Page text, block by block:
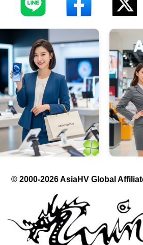
© 2000-2026 AsiaHV Global